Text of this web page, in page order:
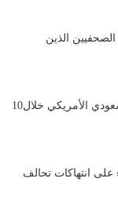
الصحفيين الذين
عين الإنسانية: ضحايا العدوان السعودي الأمريكي خلال10
انتهاكات تحالف